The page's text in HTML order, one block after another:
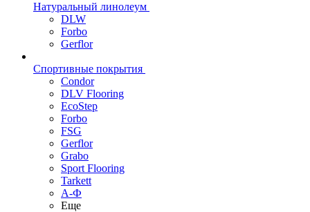
Натуральный линолеум
DLW
Forbo
Gerflor
Спортивные покрытия
Condor
DLV Flooring
EcoStep
Forbo
FSG
Gerflor
Grabo
Sport Flooring
Tarkett
А-Ф
Еще